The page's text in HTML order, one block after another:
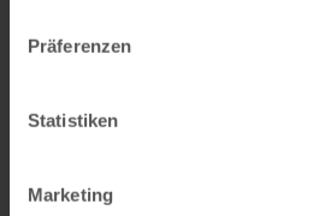
Präferenzen
Statistiken
Marketing